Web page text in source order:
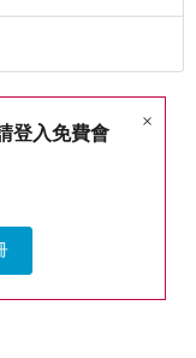
×
登入免費會